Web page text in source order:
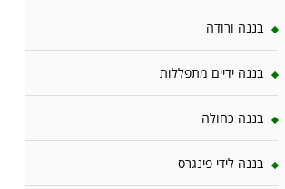
בננה ורודה
בננה ידיים מתפללות
בננה כחולה
בננה לידי פינגרס